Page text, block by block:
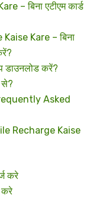
– बिना एटीएम कार्ड
Kare – बिना
डाउनलोड करें?
से?
Asked
Recharge Kaise
करे
करे